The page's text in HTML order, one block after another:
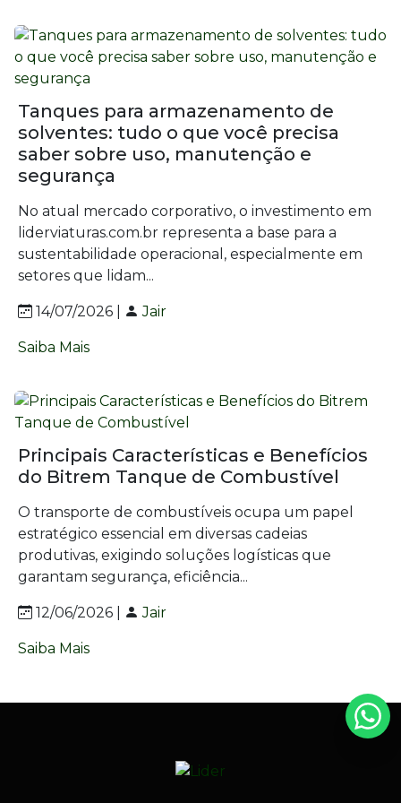
Tanques para armazenamento de
solventes: tudo o que você precisa
saber sobre uso, manutenção e
segurança
No atual mercado corporativo, o investimento em
liderviaturas.com.br representa a base para a
sustentabilidade operacional, especialmente em
setores que lidam...
14/07/2026 | Jair
Saiba Mais
Principais Características e Benefícios
do Bitrem Tanque de Combustível
O transporte de combustíveis ocupa um papel
estratégico essencial em diversas cadeias
produtivas, exigindo soluções logísticas que
garantam segurança, eficiência...
12/06/2026 | Jair
Saiba Mais